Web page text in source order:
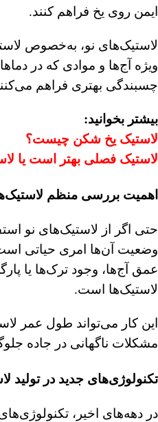
ایمن روی یخ فراهم کنند.
لاستیک‌های نو، به‌خصوص
ویژه آج‌ها و موادی که در
چسبندگی بهتری فراهم
بیشتر بخوانید:
لاستیک یخ شکن چیست؟
لاستیک فصلی بهتر است یا
اهمیت بررسی منظم
حتی اگر از لاستیک‌های نو
وضعیت آن‌ها امری حیاتی
عمق آج‌ها، وجود ترک‌ها یا
لاستیک‌ها است.
این کار می‌تواند طول عمر
مشکلات ناگهانی در جاده
تکنولوژی‌های جدید در تولید
در دهه‌های اخیر،